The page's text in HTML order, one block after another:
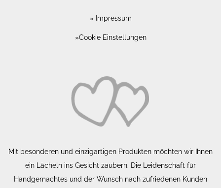
Impressum
Cookie Einstellungen
Mit besonderen und einzigartigen Produkten möchten wir Ihnen
ein Lächeln ins Gesicht zaubern. Die Leidenschaft für
Handgemachtes und der Wunsch nach zufriedenen Kunden